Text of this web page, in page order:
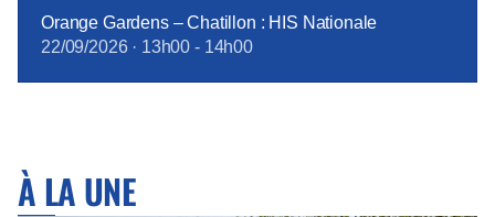
Orange Gardens – Chatillon : HIS Nationale
22/09/2026· 13h00 - 14h00
À LA UNE